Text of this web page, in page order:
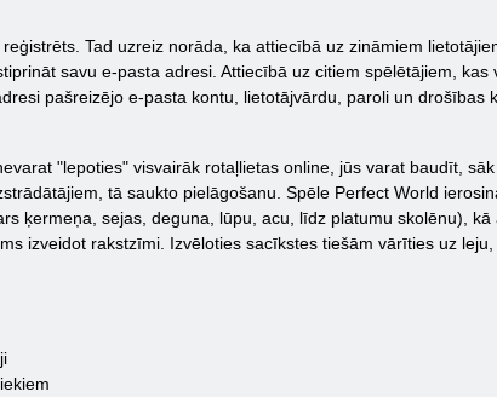
Tad uzreiz norāda, ka attiecībā uz zināmiem
savu e-pasta adresi. Attiecībā uz citiem spēlētājiem,
pašreizējo e-pasta kontu, lietotājvārdu, paroli un drošības
"lepoties" visvairāk rotaļlietas online, jūs varat baudīt,
tā saukto pielāgošanu. Spēle Perfect World
ķermeņa, sejas, deguna, lūpu, acu, līdz platumu skolēnu),
izveidot rakstzīmi. Izvēloties sacīkstes tiešām vārīties uz